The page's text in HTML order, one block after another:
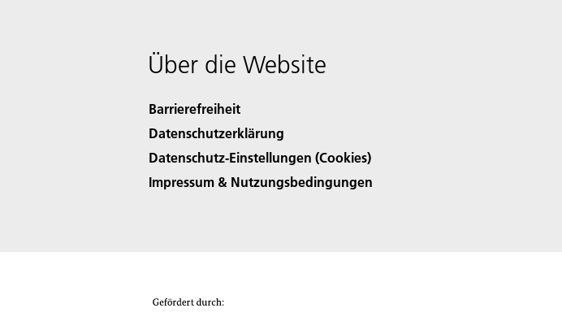
Über die Website
Barrierefreiheit
Datenschutzerklärung
Datenschutz-Einstellungen (Cookies)
Impressum & Nutzungsbedingungen